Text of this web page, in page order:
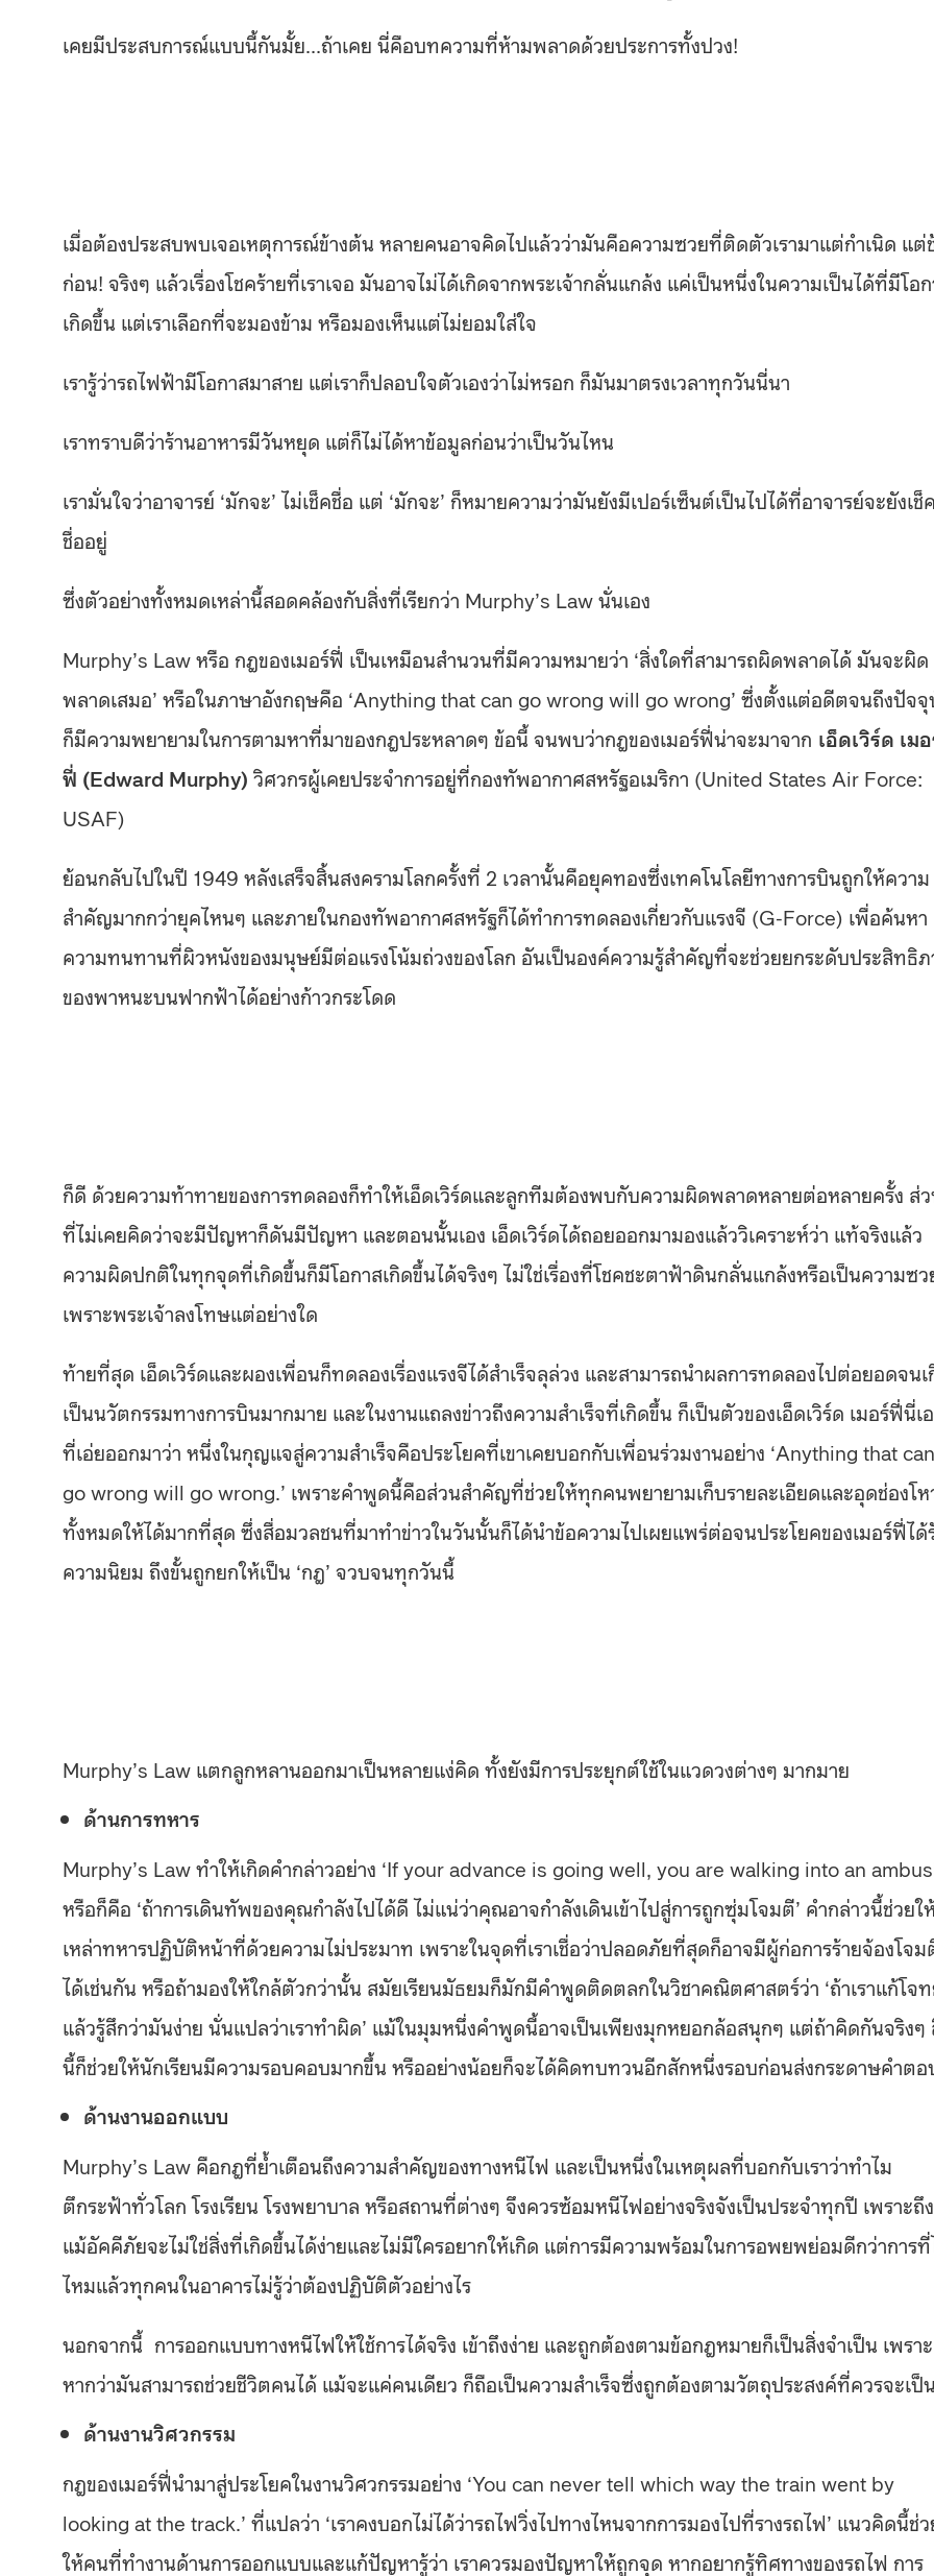
เคยมีประสบการณ์แบบนี้กันมั้ย…ถ้าเคย นี่คือบทความที่ห้ามพลาดด้วยประการทั้งปวง!
เมื่อต้องประสบพบเจอเหตุการณ์ข้างต้น หลายคนอาจคิดไปแล้วว่ามันคือความซวยที่ติดตัวเรามาแต่กำเนิด แต่
ก่อน! จริงๆ แล้วเรื่องโชคร้ายที่เราเจอ มันอาจไม่ได้เกิดจากพระเจ้ากลั่นแกล้ง แค่เป็นหนึ่งในความเป็นได้ที่มีโอ
เกิดขึ้น แต่เราเลือกที่จะมองข้าม หรือมองเห็นแต่ไม่ยอมใส่ใจ
เรารู้ว่ารถไฟฟ้ามีโอกาสมาสาย แต่เราก็ปลอบใจตัวเองว่าไม่หรอก ก็มันมาตรงเวลาทุกวันนี่นา
เราทราบดีว่าร้านอาหารมีวันหยุด แต่ก็ไม่ได้หาข้อมูลก่อนว่าเป็นวันไหน
เรามั่นใจว่าอาจารย์ ‘มักจะ’ ไม่เช็คชื่อ แต่ ‘มักจะ’ ก็หมายความว่ามันยังมีเปอร์เซ็นต์เป็นไปได้ที่อาจารย์จะยังเช็ค
ชื่ออยู่
ซึ่งตัวอย่างทั้งหมดเหล่านี้สอดคล้องกับสิ่งที่เรียกว่า Murphy’s Law นั่นเอง
Murphy’s Law หรือ กฎของเมอร์ฟี่ เป็นเหมือนสำนวนที่มีความหมายว่า ‘สิ่งใดที่สามารถผิดพลาดได้ มันจะผิด
พลาดเสมอ’ หรือในภาษาอังกฤษคือ ‘Anything that can go wrong will go wrong’ ซึ่งตั้งแต่อดีตจนถึงปัจ
ก็มีความพยายามในการตามหาที่มาของกฎประหลาดๆ ข้อนี้ จนพบว่ากฎของเมอร์ฟี่น่าจะมาจาก เอ็ดเวิร์ด เม
ฟี่ (Edward Murphy) วิศวกรผู้เคยประจำการอยู่ที่กองทัพอากาศสหรัฐอเมริกา (United States Air Force:
USAF)
ย้อนกลับไปในปี 1949 หลังเสร็จสิ้นสงครามโลกครั้งที่ 2 เวลานั้นคือยุคทองซึ่งเทคโนโลยีทางการบินถูกให้ความ
สำคัญมากกว่ายุคไหนๆ และภายในกองทัพอากาศสหรัฐก็ได้ทำการทดลองเกี่ยวกับแรงจี (G-Force) เพื่อค้นหา
ความทนทานที่ผิวหนังของมนุษย์มีต่อแรงโน้มถ่วงของโลก อันเป็นองค์ความรู้สำคัญที่จะช่วยยกระดับประสิทธิ
ของพาหนะบนฟากฟ้าได้อย่างก้าวกระโดด
ก็ดี ด้วยความท้าทายของการทดลองก็ทำให้เอ็ดเวิร์ดและลูกทีมต้องพบกับความผิดพลาดหลายต่อหลายครั้ง ส่
ที่ไม่เคยคิดว่าจะมีปัญหาก็ดันมีปัญหา และตอนนั้นเอง เอ็ดเวิร์ดได้ถอยออกมามองแล้ววิเคราะห์ว่า แท้จริงแล้ว
ความผิดปกติในทุกจุดที่เกิดขึ้นก็มีโอกาสเกิดขึ้นได้จริงๆ ไม่ใช่เรื่องที่โชคชะตาฟ้าดินกลั่นแกล้งหรือเป็นความซว
เพราะพระเจ้าลงโทษแต่อย่างใด
ท้ายที่สุด เอ็ดเวิร์ดและผองเพื่อนก็ทดลองเรื่องแรงจีได้สำเร็จลุล่วง และสามารถนำผลการทดลองไปต่อยอดจน
เป็นนวัตกรรมทางการบินมากมาย และในงานแถลงข่าวถึงความสำเร็จที่เกิดขึ้น ก็เป็นตัวของเอ็ดเวิร์ด เมอร์ฟี่นี่เ
ที่เอ่ยออกมาว่า หนึ่งในกุญแจสู่ความสำเร็จคือประโยคที่เขาเคยบอกกับเพื่อนร่วมงานอย่าง ‘Anything that can
go wrong will go wrong.’ เพราะคำพูดนี้คือส่วนสำคัญที่ช่วยให้ทุกคนพยายามเก็บรายละเอียดและอุดช่องโห
ทั้งหมดให้ได้มากที่สุด ซึ่งสื่อมวลชนที่มาทำข่าวในวันนั้นก็ได้นำข้อความไปเผยแพร่ต่อจนประโยคของเมอร์ฟี่ได้
ความนิยม ถึงขั้นถูกยกให้เป็น ‘กฎ’ จวบจนทุกวันนี้
Murphy’s Law แตกลูกหลานออกมาเป็นหลายแง่คิด ทั้งยังมีการประยุกต์ใช้ในแวดวงต่างๆ มากมาย
ด้านการทหาร
Murphy’s Law ทำให้เกิดคำกล่าวอย่าง ‘If your advance is going well, you are walking into an
หรือก็คือ ‘ถ้าการเดินทัพของคุณกำลังไปได้ดี ไม่แน่ว่าคุณอาจกำลังเดินเข้าไปสู่การถูกซุ่มโจมตี’ คำกล่าวนี้ช่วยใ
เหล่าทหารปฏิบัติหน้าที่ด้วยความไม่ประมาท เพราะในจุดที่เราเชื่อว่าปลอดภัยที่สุดก็อาจมีผู้ก่อการร้ายจ้องโจม
ได้เช่นกัน หรือถ้ามองให้ใกล้ตัวกว่านั้น สมัยเรียนมัธยมก็มักมีคำพูดติดตลกในวิชาคณิตศาสตร์ว่า ‘ถ้าเราแก้โจ
แล้วรู้สึกว่ามันง่าย นั่นแปลว่าเราทำผิด’ แม้ในมุมหนึ่งคำพูดนี้อาจเป็นเพียงมุกหยอกล้อสนุกๆ แต่ถ้าคิดกันจริงๆ
นี้ก็ช่วยให้นักเรียนมีความรอบคอบมากขึ้น หรืออย่างน้อยก็จะได้คิดทบทวนอีกสักหนึ่งรอบก่อนส่งกระดาษคำตอ
ด้านงานออกแบบ
Murphy’s Law คือกฎที่ย้ำเตือนถึงความสำคัญของทางหนีไฟ และเป็นหนึ่งในเหตุผลที่บอกกับเราว่าทำไม
ตึกระฟ้าทั่วโลก โรงเรียน โรงพยาบาล หรือสถานที่ต่างๆ จึงควรซ้อมหนีไฟอย่างจริงจังเป็นประจำทุกปี เพราะถึง
แม้อัคคีภัยจะไม่ใช่สิ่งที่เกิดขึ้นได้ง่ายและไม่มีใครอยากให้เกิด แต่การมีความพร้อมในการอพยพย่อมดีกว่าการ
ไหมแล้วทุกคนในอาคารไม่รู้ว่าต้องปฏิบัติตัวอย่างไร
นอกจากนี้ การออกแบบทางหนีไฟให้ใช้การได้จริง เข้าถึงง่าย และถูกต้องตามข้อกฎหมายก็เป็นสิ่งจำเป็น เพราะ
หากว่ามันสามารถช่วยชีวิตคนได้ แม้จะแค่คนเดียว ก็ถือเป็นความสำเร็จซึ่งถูกต้องตามวัตถุประสงค์ที่ควรจะเป็น
ด้านงานวิศวกรรม
กฎของเมอร์ฟี่นำมาสู่ประโยคในงานวิศวกรรมอย่าง ‘You can never tell which way the train went by
looking at the track.’ ที่แปลว่า ‘เราคงบอกไม่ได้ว่ารถไฟวิ่งไปทางไหนจากการมองไปที่รางรถไฟ’ แนวคิดนี้ช่ว
ให้คนที่ทำงานด้านการออกแบบและแก้ปัญหารู้ว่า เราควรมองปัญหาให้ถูกจุด หากอยากรู้ทิศทางของรถไฟ การ